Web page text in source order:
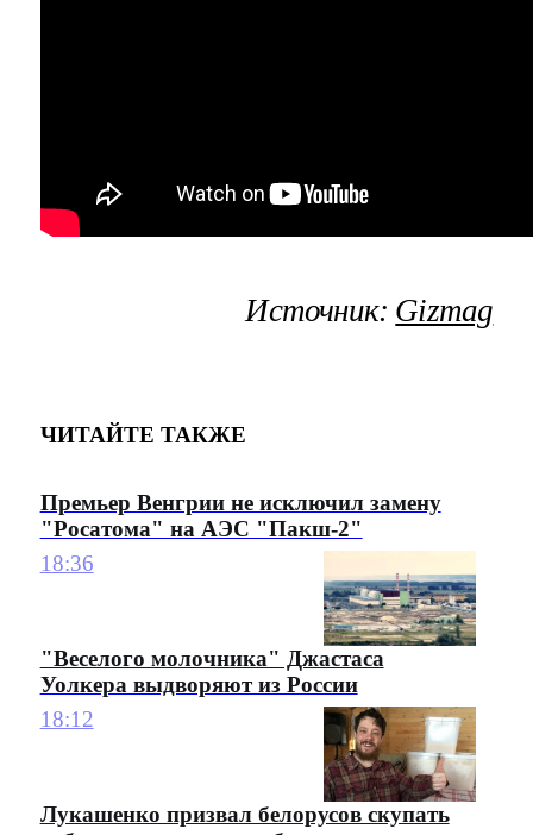
Источник: Gizmag
ЧИТАЙТЕ ТАКЖЕ
Премьер Венгрии не исключил замену
"Росатома" на АЭС "Пакш-2"
18:36
"Веселого молочника" Джастаса
Уолкера выдворяют из России
18:12
Лукашенко призвал белорусов скупать